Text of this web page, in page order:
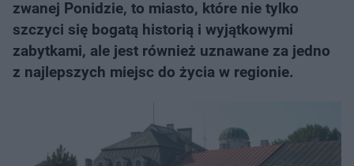
zwanej Ponidzie, to miasto, które nie tylko
szczyci się bogatą historią i wyjątkowymi
zabytkami, ale jest również uznawane za jedno
z najlepszych miejsc do życia w regionie.